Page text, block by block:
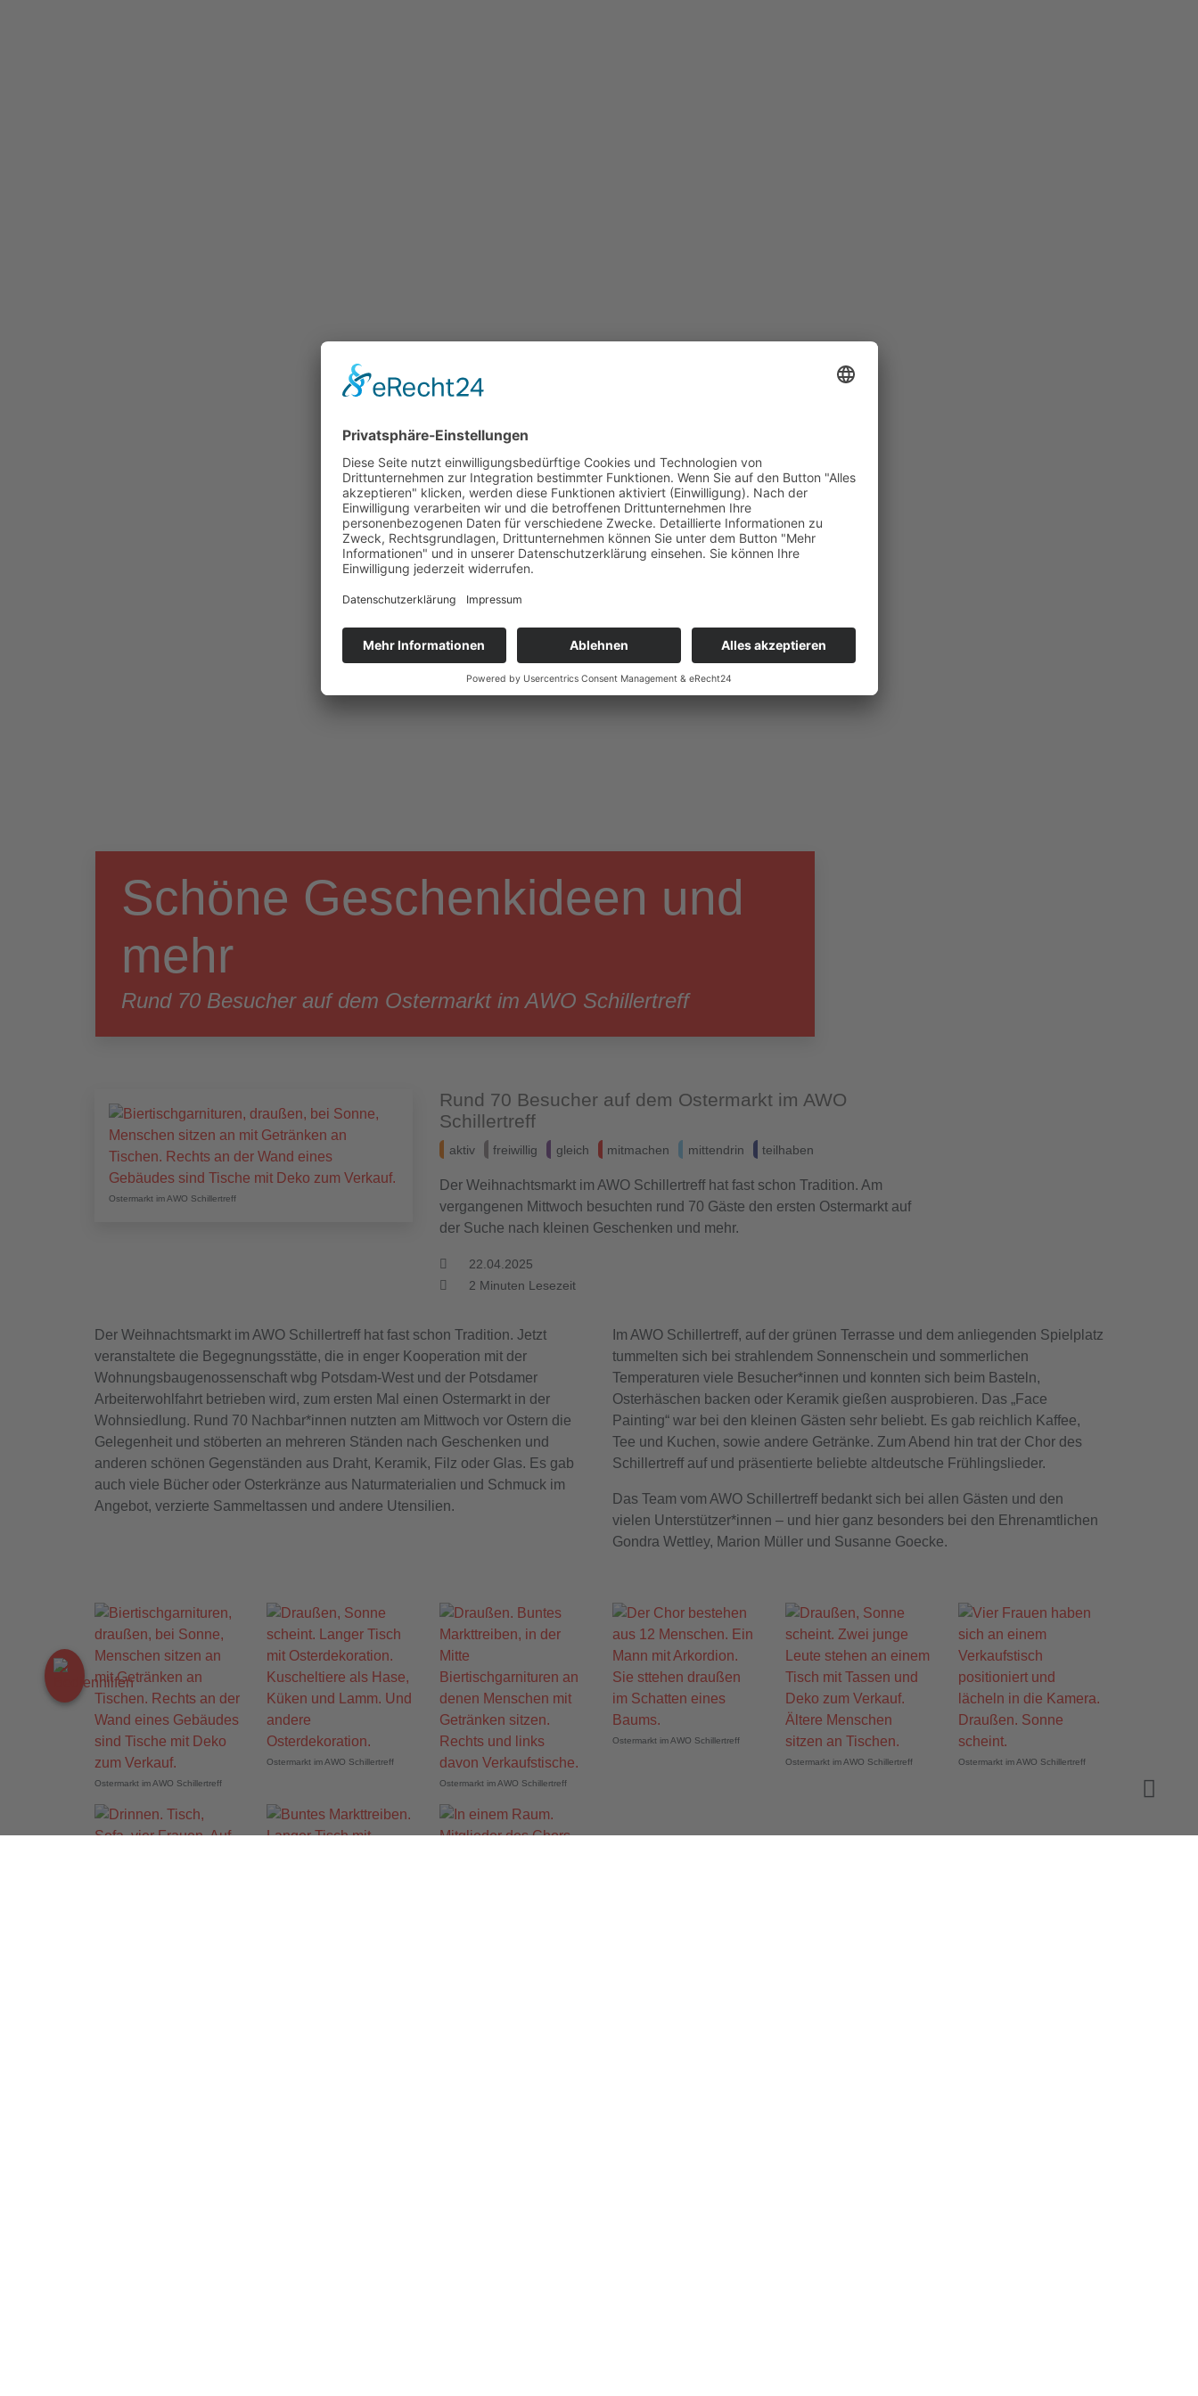
Schöne Geschenkideen und
mehr
Rund 70 Besucher auf dem Ostermarkt im AWO Schillertreff
Ostermarkt im AWO Schillertreff
Rund 70 Besucher auf dem Ostermarkt im AWO
Schillertreff
aktiv freiwillig gleich mitmachen mittendrin teilhaben
Der Weihnachtsmarkt im AWO Schillertreff hat fast schon Tradition. Am
vergangenen Mittwoch besuchten rund 70 Gäste den ersten Ostermarkt auf
der Suche nach kleinen Geschenken und mehr.
22.04.2025
2 Minuten Lesezeit
Der Weihnachtsmarkt im AWO Schillertreff hat fast schon Tradition. Jetzt
veranstaltete die Begegnungsstätte, die in enger Kooperation mit der
Wohnungsbaugenossenschaft wbg Potsdam-West und der Potsdamer
Arbeiterwohlfahrt betrieben wird, zum ersten Mal einen Ostermarkt in der
Wohnsiedlung. Rund 70 Nachbar*innen nutzten am Mittwoch vor Ostern die
Gelegenheit und stöberten an mehreren Ständen nach Geschenken und
anderen schönen Gegenständen aus Draht, Keramik, Filz oder Glas. Es gab
auch viele Bücher oder Osterkränze aus Naturmaterialien und Schmuck im
Angebot, verzierte Sammeltassen und andere Utensilien.
Im AWO Schillertreff, auf der grünen Terrasse und dem anliegenden Spielplatz
tummelten sich bei strahlendem Sonnenschein und sommerlichen
Temperaturen viele Besucher*innen und konnten sich beim Basteln,
Osterhäschen backen oder Keramik gießen ausprobieren. Das „Face
Painting“ war bei den kleinen Gästen sehr beliebt. Es gab reichlich Kaffee,
Tee und Kuchen, sowie andere Getränke. Zum Abend hin trat der Chor des
Schillertreff auf und präsentierte beliebte altdeutsche Frühlingslieder.
Das Team vom AWO Schillertreff bedankt sich bei allen Gästen und den
vielen Unterstützer*innen – und hier ganz besonders bei den Ehrenamtlichen
Gondra Wettley, Marion Müller und Susanne Goecke.
Ostermarkt im AWO Schillertreff
Ostermarkt im AWO Schillertreff
Ostermarkt im AWO Schillertreff
Ostermarkt im AWO Schillertreff
Ostermarkt im AWO Schillertreff Ostermarkt im AWO Schillertreff